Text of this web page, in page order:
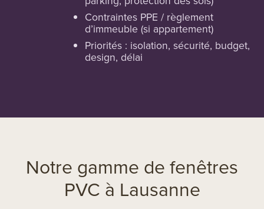
Contraintes PPE / règlement
d’immeuble (si appartement)
Priorités : isolation, sécurité, budget,
design, délai
Notre gamme de fenêtres
PVC à Lausanne